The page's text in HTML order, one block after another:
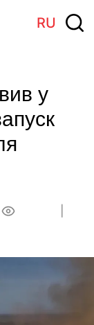
RU
у